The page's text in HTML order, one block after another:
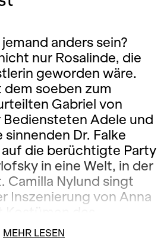
anders sein?
nur Rosalinde, die
geworden wäre.
dem soeben zum
Gabriel von
Bediensteten Adele und
sinnenden Dr. Falke
die berüchtigte Party
in eine Welt, in der
Camilla Nylund singt
Inszenierung von Anna
Arthur Arbesser.
MEHR LESEN